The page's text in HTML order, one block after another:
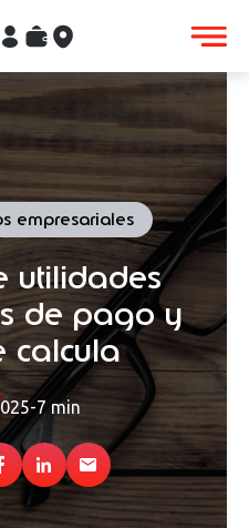
Clientes
SaldoAceptación
empresariales
utilidades
de pago y
calcula
-7 min